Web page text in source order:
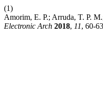
(1)
Amorim, E. P.; Arruda, T. P.
Electronic Arch 2018, 11, 60-